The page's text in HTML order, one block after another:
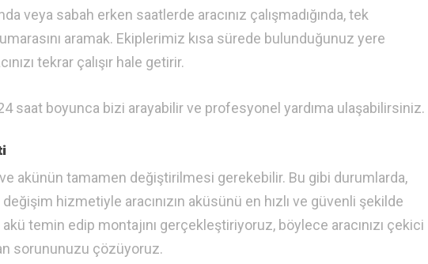
veya sabah erken saatlerde aracınız çalışmadığında, tek
aramak. Ekiplerimiz kısa sürede bulunduğunuz yere
tekrar çalışır hale getirir.
saat boyunca bizi arayabilir ve profesyonel yardıma ulaşabilirsiniz.
akünün tamamen değiştirilmesi gerekebilir. Bu gibi durumlarda,
hizmetiyle aracınızın aküsünü en hızlı ve güvenli şekilde
temin edip montajını gerçekleştiriyoruz, böylece aracınızı çekici
sorununuzu çözüyoruz.